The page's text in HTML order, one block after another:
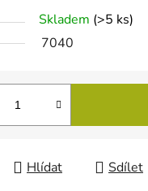
Skladem (>5 ks)
7040
Hlídat Sdílet